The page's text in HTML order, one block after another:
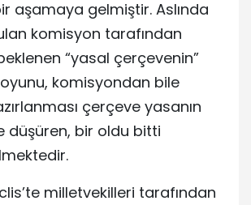
aşamaya gelmiştir. Aslında
komisyon tarafından
“yasal çerçevenin”
komisyondan bile
çerçeve yasanın
düşüren, bir oldu bitti
milletvekilleri tarafından